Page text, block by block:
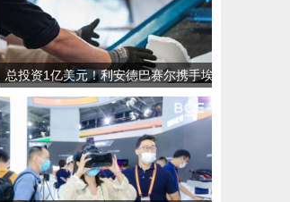
总投资1亿美元！利安德巴赛尔携手埃
克森美孚等公司共同推进首家新型塑料
加工厂